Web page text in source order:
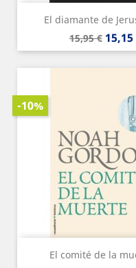
El diamante de
Precio
base
15,95 € 15,15
El comité de la
-10%